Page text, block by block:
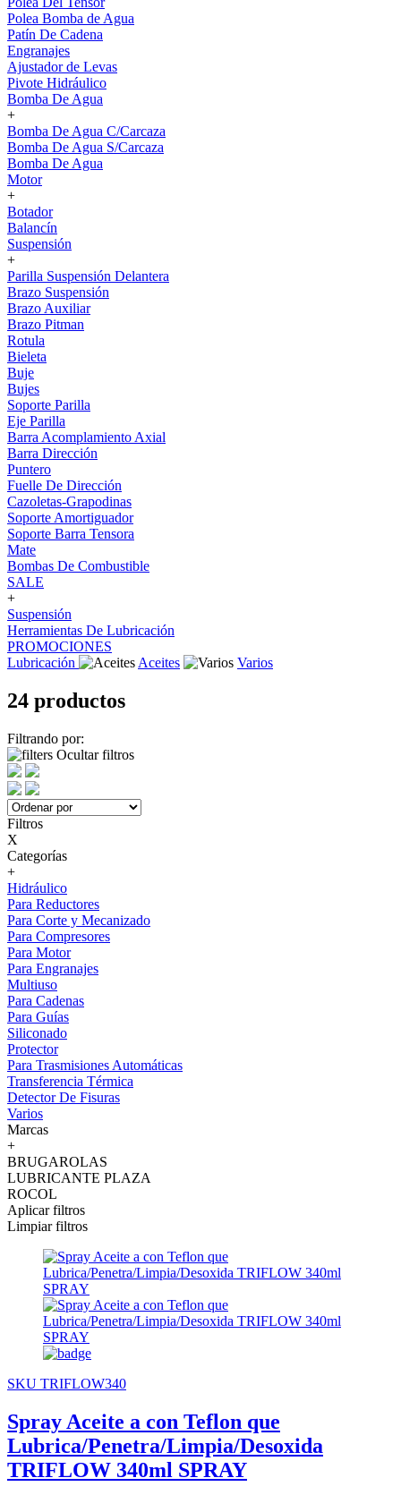
Polea Bomba de Agua
Patín De Cadena
Engranajes
Ajustador de Levas
Pivote Hidráulico
Bomba De Agua
+
Bomba De Agua C/Carcaza
Bomba De Agua S/Carcaza
Bomba De Agua
Motor
+
Botador
Balancín
Suspensión
+
Parilla Suspensión Delantera
Brazo Suspensión
Brazo Auxiliar
Brazo Pitman
Rotula
Bieleta
Buje
Bujes
Soporte Parilla
Eje Parilla
Barra Acomplamiento Axial
Barra Dirección
Puntero
Fuelle De Dirección
Cazoletas-Grapodinas
Soporte Amortiguador
Soporte Barra Tensora
Mate
Bombas De Combustible
SALE
+
Suspensión
Herramientas De Lubricación
PROMOCIONES
Lubricación
Aceites Varios
24 productos
Filtrando por:
Ocultar filtros
Filtros
X
Categorías
+
Hidráulico
Para Reductores
Para Corte y Mecanizado
Para Compresores
Para Motor
Para Engranajes
Multiuso
Para Cadenas
Para Guías
Siliconado
Protector
Para Trasmisiones Automáticas
Transferencia Térmica
Detector De Fisuras
Varios
Marcas
+
BRUGAROLAS
LUBRICANTE PLAZA
ROCOL
Aplicar filtros
Limpiar filtros
SKU TRIFLOW340
Spray Aceite a con Teflon que
Lubrica/Penetra/Limpia/Desoxida
TRIFLOW 340ml SPRAY